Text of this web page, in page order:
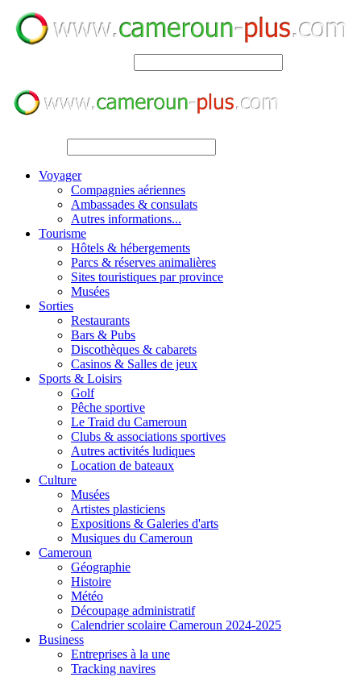
Voyager
Compagnies aériennes
Ambassades & consulats
Autres informations...
Tourisme
Hôtels & hébergements
Parcs & réserves animalières
Sites touristiques par province
Musées
Sorties
Restaurants
Bars & Pubs
Discothèques & cabarets
Casinos & Salles de jeux
Sports & Loisirs
Golf
Pêche sportive
Le Traid du Cameroun
Clubs & associations sportives
Autres activités ludiques
Location de bateaux
Culture
Musées
Artistes plasticiens
Expositions & Galeries d'arts
Musiques du Cameroun
Cameroun
Géographie
Histoire
Météo
Découpage administratif
Calendrier scolaire Cameroun 2024-2025
Business
Entreprises à la une
Tracking navires